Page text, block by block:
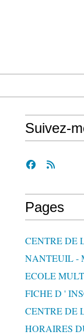
Suivez-
Pages
CENTRE DE
NANTEUIL -
ECOLE
FICHE D '
CENTRE DE
HORAIRES